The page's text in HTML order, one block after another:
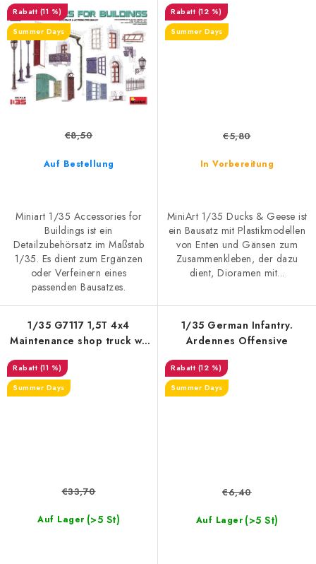
(11 %)
Summer Days
Auf Bestellung
€8,50
Miniart 1/35 Accessories for
Buildings ist ein
Detailzubehörsatz im Maßstab
1/35. Es dient zum Ergänzen
oder Verfeinern eines
passenden Bausatzes.
(12 %)
Summer Days
In Vorbereitung
€5,80
MiniArt 1/35 Ducks & Geese ist
ein Bausatz mit Plastikmodellen
von Enten und Gänsen zum
Zusammenkleben, der dazu
dient, Dioramen mit...
1/35 G7117 1,5T 4x4
Maintenance shop truck w/
(11 %)
Summer Days
Auf Lager (>5 St)
€33,70
1/35 German Infantry.
Ardennes Offensive
(12 %)
Summer Days
Auf Lager (>5 St)
€6,40